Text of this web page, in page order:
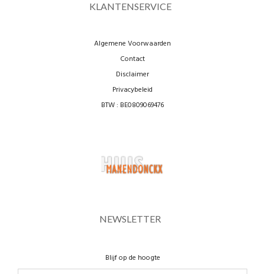
KLANTENSERVICE
Algemene Voorwaarden
Contact
Disclaimer
Privacybeleid
BTW : BE0809069476
NEWSLETTER
Blijf op de hoogte